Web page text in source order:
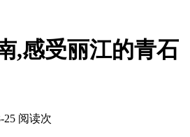
,感受丽江的青石
25 阅读次